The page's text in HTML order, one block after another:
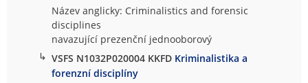
Název anglicky: Criminalistics and forensic
disciplines
navazující prezenční jednooborový
↳ VSFS N1032P020004 KKFD Kriminalistika a
forenzní disciplíny